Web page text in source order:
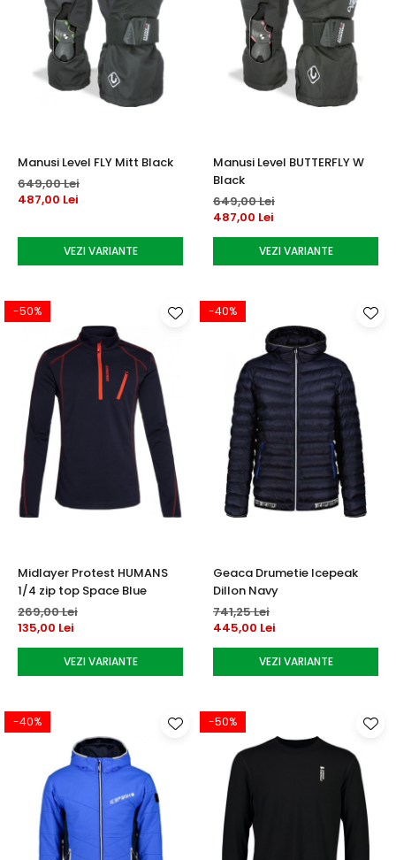
Manusi Level FLY Mitt Black
649,00 Lei
487,00 Lei
VEZI VARIANTE
Manusi Level BUTTERFLY W
Black
649,00 Lei
487,00 Lei
VEZI VARIANTE
-50%
Midlayer Protest HUMANS
1/4 zip top Space Blue
269,00 Lei
135,00 Lei
VEZI VARIANTE
-40%
Geaca Drumetie Icepeak
Dillon Navy
741,25 Lei
445,00 Lei
VEZI VARIANTE
-40% -50%